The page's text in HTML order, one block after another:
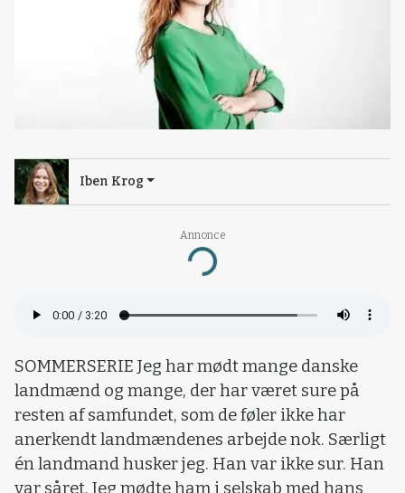
Annonce
Loading...
Iben Krog
SOMMERSERIE Jeg har mødt mange danske
landmænd og mange, der har været sure på
resten af samfundet, som de føler ikke har
anerkendt landmændenes arbejde nok. Særligt
én landmand husker jeg. Han var ikke sur. Han
var såret. Jeg mødte ham i selskab med hans